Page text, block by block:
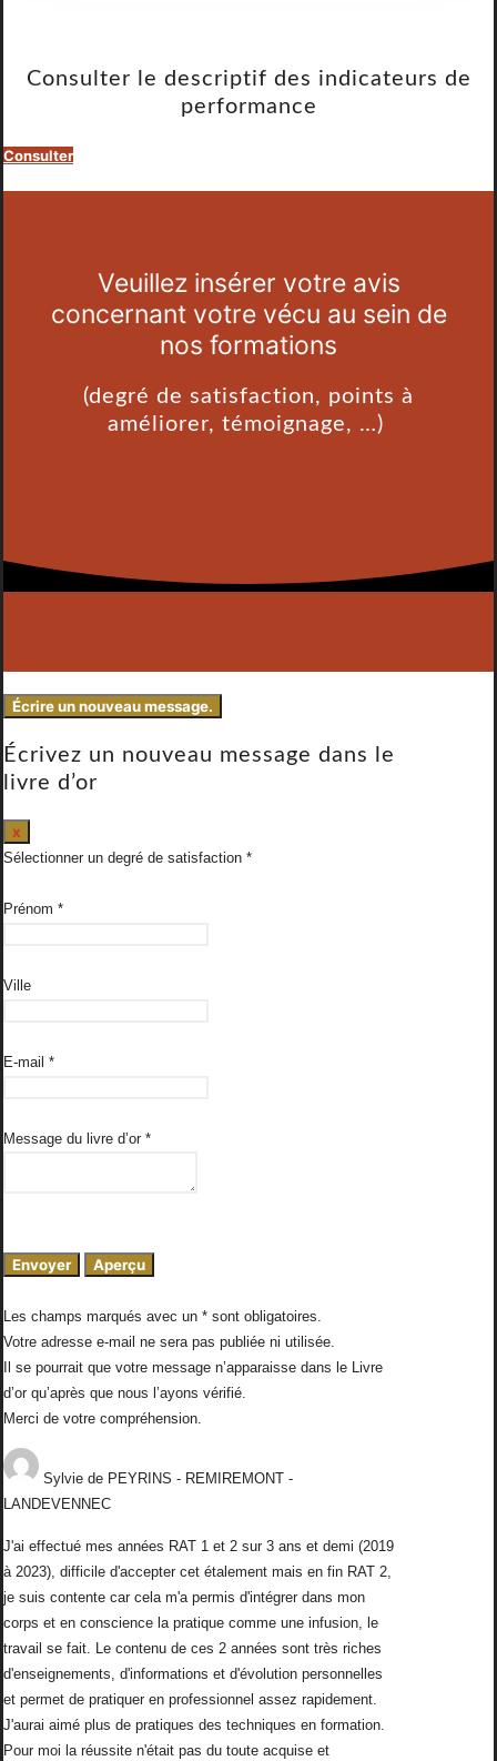
Consulter le descriptif des indicateurs de
performance
Consulter
Veuillez insérer votre avis
concernant votre vécu au sein de
nos formations
(degré de satisfaction, points à
améliorer, témoignage, …)
Écrivez un nouveau message dans le
livre d’or
x
ce
formulaire.
Sélectionner un degré de satisfaction
Prénom *
Ville
E-mail *
Message du livre d’or *
Les champs marqués avec un * sont obligatoires.
Votre adresse e-mail ne sera pas publiée ni utilisée.
Il se pourrait que votre message n’apparaisse dans le Livre
d’or qu’après que nous l’ayons vérifié.
Merci de votre compréhension.
Sylvie de PEYRINS - REMIREMONT -
LANDEVENNEC
J'ai effectué mes années RAT 1 et 2 sur 3 ans et demi (2019
à 2023), difficile d'accepter cet étalement mais en fin RAT 2,
je suis contente car cela m'a permis d'intégrer dans mon
corps et en conscience la pratique comme une infusion, le
travail se fait. Le contenu de ces 2 années sont très riches
d'enseignements, d'informations et d'évolution personnelles
et permet de pratiquer en professionnel assez rapidement.
J'aurai aimé plus de pratiques des techniques en formation.
Pour moi la réussite n'était pas du toute acquise et